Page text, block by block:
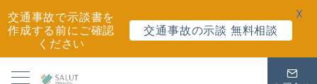
交通事故で示談書を
作成する前にご確認
ください
交通事故の示談 無料相談
X